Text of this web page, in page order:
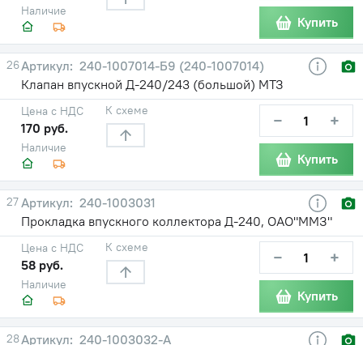
Наличие
Купить
26
240-1007014-Б9 (240-1007014)
Клапан впускной Д-240/243 (большой) МТЗ
Наличие
Цена с НДС
170 руб.
К схеме − +
Купить
27
240-1003031
Прокладка впускного коллектора Д-240, ОАО"ММЗ"
Наличие
Цена с НДС
58 руб.
К схеме − +
Купить
28 240-1003032-А